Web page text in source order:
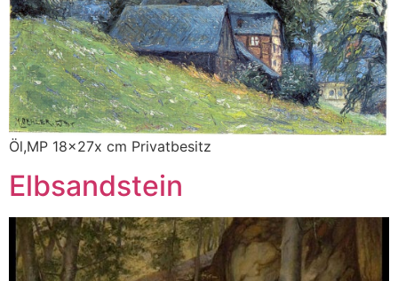
Öl,MP 18x27x cm Privatbesitz
Elbsandstein